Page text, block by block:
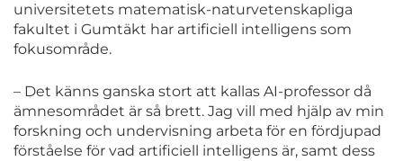
universitetets matematisk-naturvetenskapliga
fakultet i Gumtäkt har artificiell intelligens som
fokusområde.
– Det känns ganska stort att kallas AI-professor då
ämnesområdet är så brett. Jag vill med hjälp av min
forskning och undervisning arbeta för en fördjupad
förståelse för vad artificiell intelligens är, samt dess